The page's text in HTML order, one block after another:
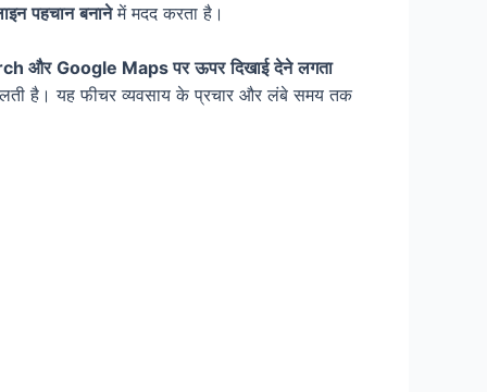
पहचान बनानेमें मदद करता है।
और Google Mapsपर ऊपर दिखाई देने लगता
है। यह फीचर व्यवसाय के प्रचार और लंबे समय तक